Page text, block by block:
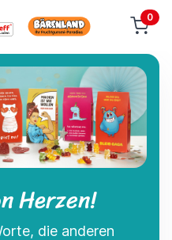
0
Herzen!
die anderen